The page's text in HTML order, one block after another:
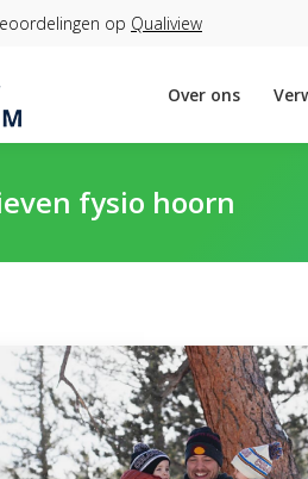
op Qualiview
Over ons
fysio hoorn